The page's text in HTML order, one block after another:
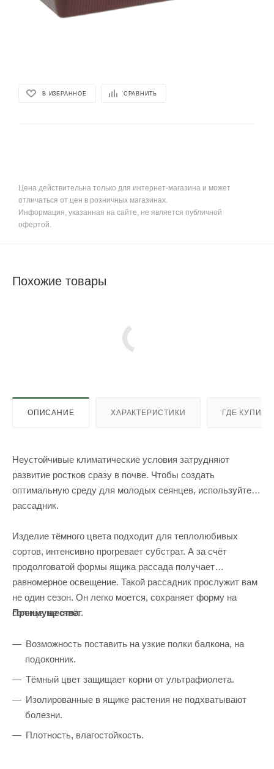
В ИЗБРАННОЕ СРАВНИТЬ
Цена действительна только для интернет-магазина и может
отличаться от цен в розничных магазинах.
Информация, указанная на сайте, не является публичной
офертой.
Похожие товары
ОПИСАНИЕ ХАРАКТЕРИСТИКИ ГДЕ КУПИТЬ
Неустойчивые климатические условия затрудняют
развитие ростков сразу в почве. Чтобы создать
оптимальную среду для молодых сеянцев, используйте
рассадник.
Изделие тёмного цвета подходит для теплолюбивых
сортов, интенсивно прогревает субстрат. А за счёт
продолговатой формы ящика рассада получает
равномерное освещение. Такой рассадник прослужит вам
не один сезон. Он легко моется, сохраняет форму на
солнце, не гниёт.
Преимущества
Возможность поставить на узкие полки балкона, на
подоконник.
Тёмный цвет защищает корни от ультрафиолета.
Изолированные в ящике растения не подхватывают
болезни.
Плотность, влагостойкость.